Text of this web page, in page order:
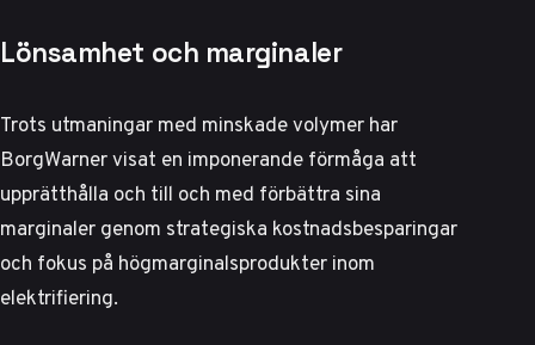
Lönsamhet och marginaler
Trots utmaningar med minskade volymer har
BorgWarner visat en imponerande förmåga att
upprätthålla och till och med förbättra sina
marginaler genom strategiska kostnadsbesparingar
och fokus på högmarginalsprodukter inom
elektrifiering.